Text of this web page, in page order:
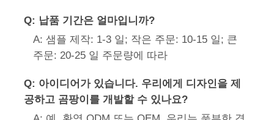
Q: 납품 기간은 얼마입니까?
A: 샘플 제작: 1-3 일; 작은 주문: 10-15 일; 큰
주문: 20-25 일 주문량에 따라
Q: 아이디어가 있습니다. 우리에게 디자인을 제
공하고 곰팡이를 개발할 수 있나요?